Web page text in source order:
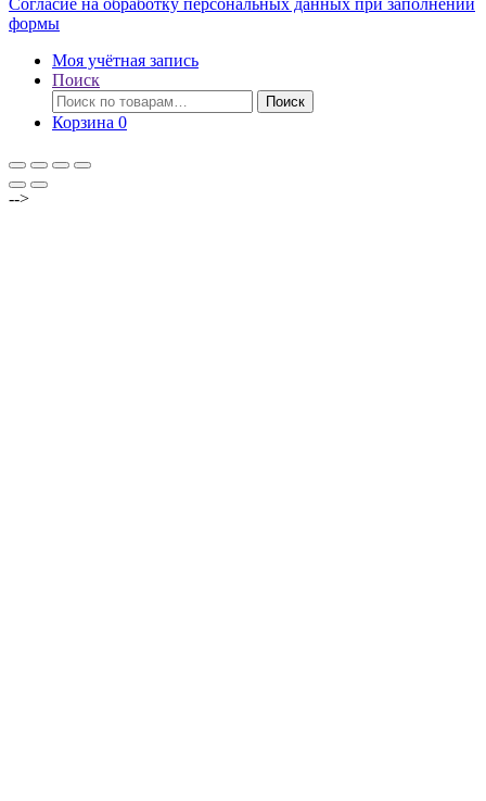
Согласие на обработку персональных данных при заполнении
формы
Моя учётная запись
Поиск
Искать:
Поиск
Корзина 0
-->